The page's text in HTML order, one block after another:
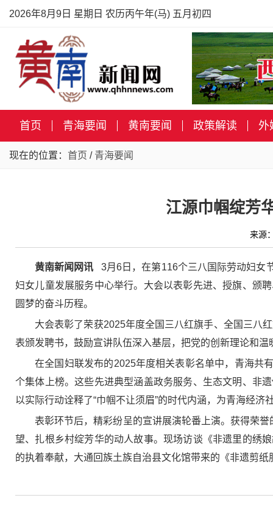
2026年8月9日 星期日 农历丙午年(马) 五月初四
首页 青海要闻 黄南要闻 政策解读 外
现在的位置： 首页 / 青海要闻
江源巾帼绽芳
来源
黄南新闻网讯
3月6日，在第116个三八国际劳动妇女
妇女儿童发展服务中心举行。大会以表彰先进、授旗、颁
圆梦的奋斗历程。
大会表彰了荣获2025年度全国三八红旗手、全国三八
表颁发聘书，鼓励宣讲队伍深入基层，把党的创新理论和温
在全国妇联发布的2025年度相关表彰名单中，青海共
个集体上榜。这些先进典型涵盖政务服务、生态文明、非
以实际行动诠释了“巾帼不让须眉”的时代内涵，为青海经济
表彰环节后，精彩纷呈的宣讲展演轮番上演。获得荣
望、扎根乡村绽芳华的动人故事。现场访谈《非遗里的绣
的执着奉献，大通回族土族自治县文化馆带来的《非遗剪